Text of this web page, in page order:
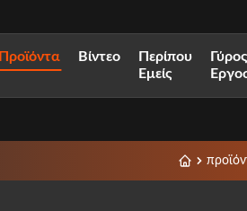
Προϊόντα Βίντεο
Περίπου
Εμείς
Γύρος